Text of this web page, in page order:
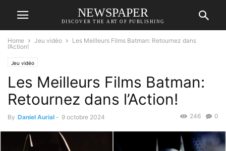
NEWSPAPER
DISCOVER THE ART OF PUBLISHING
Home Jeu vidéo
Les Meilleurs Films Batman: Retournez dans
l’Action!
Jeu vidéo
Les Meilleurs Films Batman:
Retournez dans l’Action!
By Daniel Aurial - 9 octobre 2024 0
246